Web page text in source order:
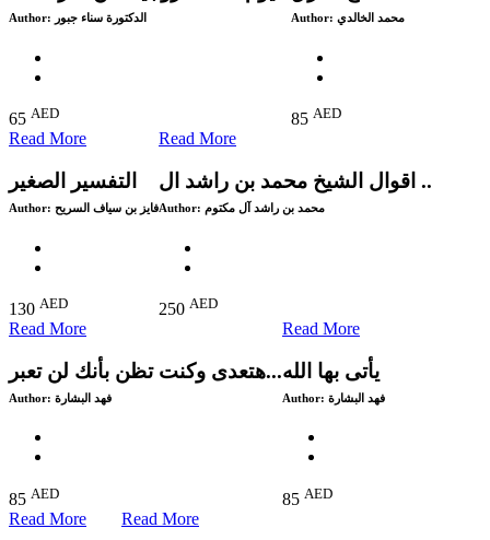
Author: الدكتورة سناء جبور
65 AED
Author: محمد الخالدي
85 AED
Read More
التفسير الصغير
Author: فايز بن سياف السريح
130 AED
Read More
اقوال الشيخ محمد بن راشد ال ..
Author: محمد بن راشد آل مكتوم
250 AED
Read More
هتعدى وكنت تظن بأنك لن تعبر...
Author: فهد البشارة
85 AED
Read More
يأتى بها الله
Author: فهد البشارة
85 AED
Read More Read More